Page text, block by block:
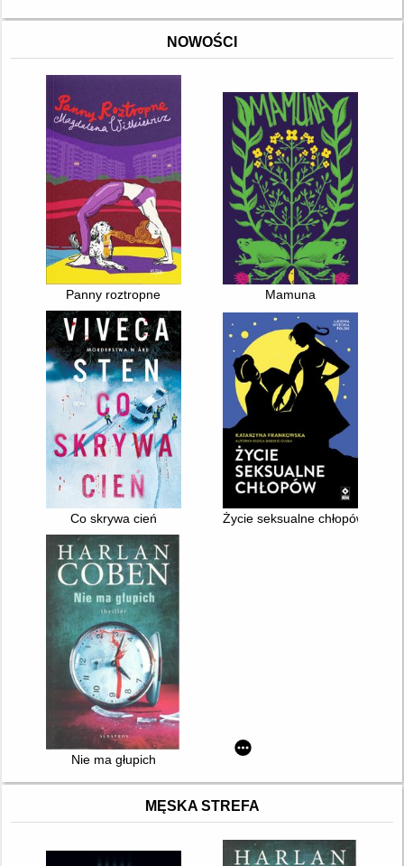
NOWOŚCI
Panny roztropne Mamuna
Co skrywa cień Życie seksualne chłopów
Nie ma głupich
MĘSKA STREFA